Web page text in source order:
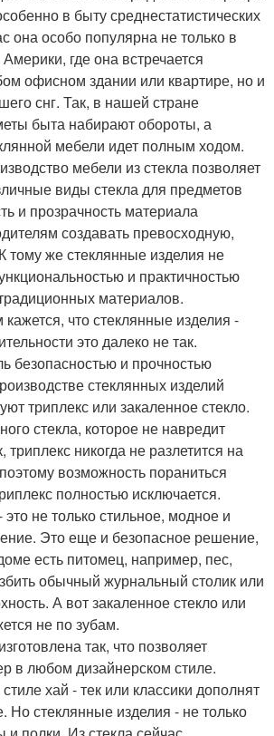
в быту среднестатистических
она особо популярна не только в
где она встречается
офисном здании или квартире, но и
снг. Так, в нашей стране
быта набирают обороты, а
мебели идет полным ходом.
мебели из стекла позволяет
виды стекла для предметов
и прозрачность материала
создавать превосходную,
тому же стеклянные изделия не
и практичностью
материалов.
что стеклянные изделия -
это далеко не так.
безопасностью и прочностью
стеклянных изделий
триплекс или закаленное стекло.
стекла, которое не навредит
триплекс никогда не разлетится на
возможность пораниться
полностью исключается.
это не только стильное, модное и
Это еще и безопасное решение,
есть питомец, например, пес,
обычный журнальный столик или
А вот закаленное стекло или
не по зубам.
так, что позволяет
в любом дизайнерском стиле.
хай - тек или классики дополнят
стеклянные изделия - не только